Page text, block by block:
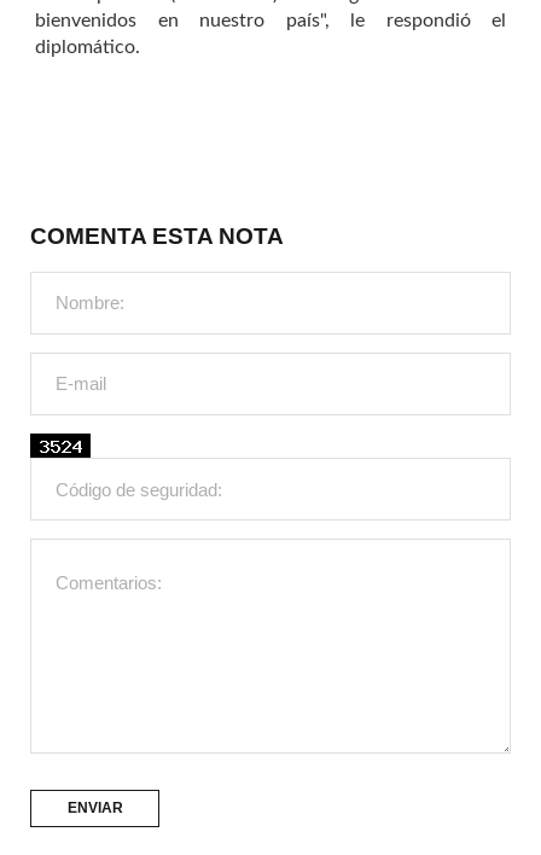
bienvenidos en nuestro país", le respondió el
diplomático.
COMENTA ESTA NOTA